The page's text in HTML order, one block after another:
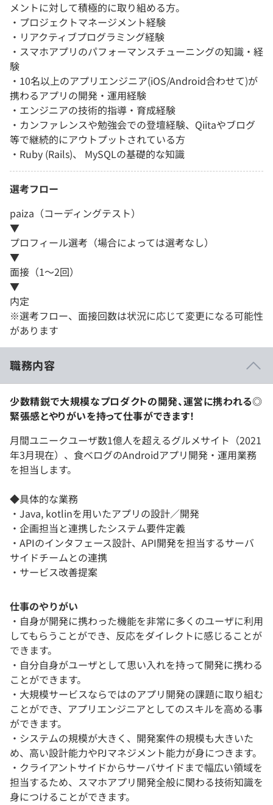
メントに対して積極的に取り組める方。
・プロジェクトマネージメント経験
・リアクティブプログラミング経験
・スマホアプリのパフォーマンスチューニングの知識・経
験
・10名以上のアプリエンジニア(iOS/Android合わせて)が
携わるアプリの開発・運用経験
・エンジニアの技術的指導・育成経験
・カンファレンスや勉強会での登壇経験、Qiitaやブログ
等で継続的にアウトプットされている方
・Ruby (Rails)、 MySQLの基礎的な知識
選考フロー
paiza（コーディングテスト）
▼
プロフィール選考（場合によっては選考なし）
▼
面接（1～2回）
▼
内定
※選考フロー、面接回数は状況に応じて変更になる可能性
があります
職務内容
少数精鋭で大規模なプロダクトの開発、運営に携われる◎
緊張感とやりがいを持って仕事ができます！
月間ユニークユーザ数1億人を超えるグルメサイト（2021
年3月現在）、食べログのAndroidアプリ開発・運用業務
を担当します。
◆具体的な業務
・Java, kotlinを用いたアプリの設計／開発
・企画担当と連携したシステム要件定義
・APIのインタフェース設計、API開発を担当するサーバ
サイドチームとの連携
・サービス改善提案
仕事のやりがい
・自身が開発に携わった機能を非常に多くのユーザに利用
してもらうことができ、反応をダイレクトに感じることが
できます。
・自分自身がユーザとして思い入れを持って開発に携わる
ことができます。
・大規模サービスならではのアプリ開発の課題に取り組む
ことができ、アプリエンジニアとしてのスキルを高める事
ができます。
・システムの規模が大きく、開発案件の規模も大きいた
め、高い設計能力やPJマネジメント能力が身につきます。
・クライアントサイドからサーバサイドまで幅広い領域を
担当するため、スマホアプリ開発全般に関わる技術知識を
身につけることができます。